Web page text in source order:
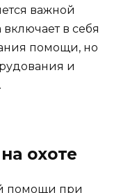
важной
в себя
помощи, но
и
охоте
помощи при